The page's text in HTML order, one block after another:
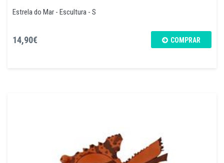
Estrela do Mar - Escultura - S
14,90€ COMPRAR